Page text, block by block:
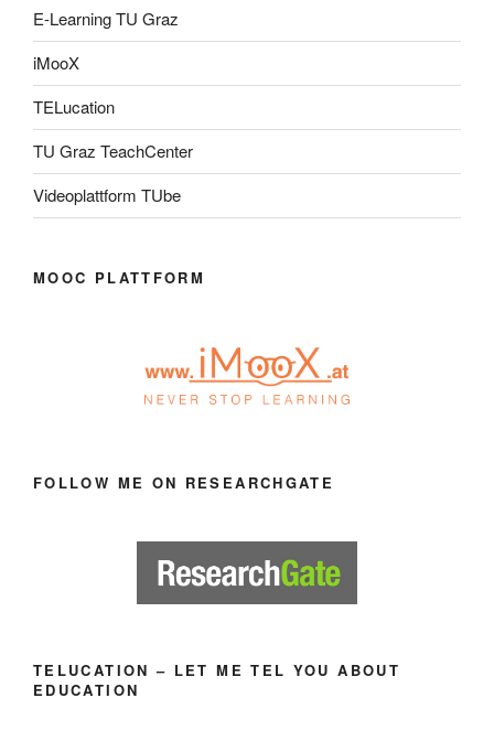
E-Learning TU Graz
iMooX
TELucation
TU Graz TeachCenter
Videoplattform TUbe
MOOC PLATTFORM
FOLLOW ME ON RESEARCHGATE
TELUCATION – LET ME TEL YOU ABOUT
EDUCATION